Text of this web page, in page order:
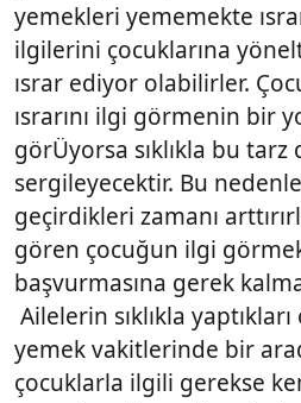
yemekleri yememekte
ilgilerini çocuklarına
ısrar ediyor olabilirler.
ısrarını ilgi görmenin bir
görÜyorsa sıklıkla bu tarz
sergileyecektir. Bu
geçirdikleri zamanı
gören çocuğun ilgi
başvurmasına gerek
Ailelerin sıklıkla
yemek vakitlerinde bir
çocuklarla ilgili gerekse